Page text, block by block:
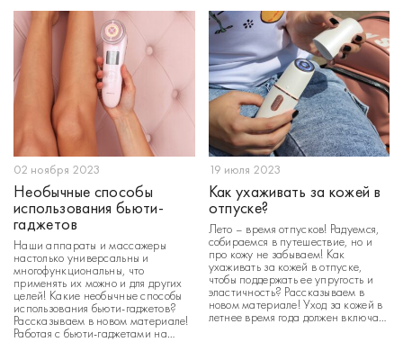
каждой из нас! Поэтому и решили
составить список идеальных
подарков, о которых мечтает
каждая девушка. В подборке
собраны
морфотипы и очень важно четко
определить их. Перед тем, как
назначать […]
02 ноября 2023
Необычные способы
использования бьюти-
гаджетов
Наши аппараты и массажеры
настолько универсальны и
многофункциональны, что
применять их можно и для других
целей! Какие необычные способы
использования бьюти-гаджетов?
Рассказываем в новом материале!
Работая с бьюти-гаджетами на
19 июля 2023
Как ухаживать за кожей в
отпуске?
Лето – время отпусков! Радуемся,
собираемся в путешествие, но и
про кожу не забываем! Как
ухаживать за кожей в отпуске,
чтобы поддержать ее упругость и
эластичность? Рассказываем в
новом материале! Уход за кожей в
летнее время года должен включать